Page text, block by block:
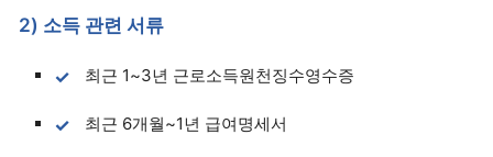
2) 소득 관련 서류
최근 1~3년 근로소득원천징수영수증
최근 6개월~1년 급여명세서